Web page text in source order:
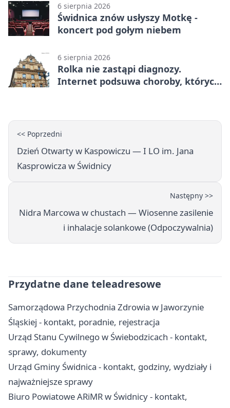
6 sierpnia 2026
Świdnica znów usłyszy Motkę -
koncert pod gołym niebem
6 sierpnia 2026
Rolka nie zastąpi diagnozy.
Internet podsuwa choroby, których
<< Poprzedni
Dzień Otwarty w Kaspowiczu — I LO im. Jana
Kasprowicza w Świdnicy
Następny >>
Nidra Marcowa w chustach — Wiosenne zasilenie
i inhalacje solankowe (Odpoczywalnia)
Przydatne dane teleadresowe
Samorządowa Przychodnia Zdrowia w Jaworzynie
Śląskiej - kontakt, poradnie, rejestracja
Urząd Stanu Cywilnego w Świebodzicach - kontakt,
sprawy, dokumenty
Urząd Gminy Świdnica - kontakt, godziny, wydziały i
najważniejsze sprawy
Biuro Powiatowe ARiMR w Świdnicy - kontakt,